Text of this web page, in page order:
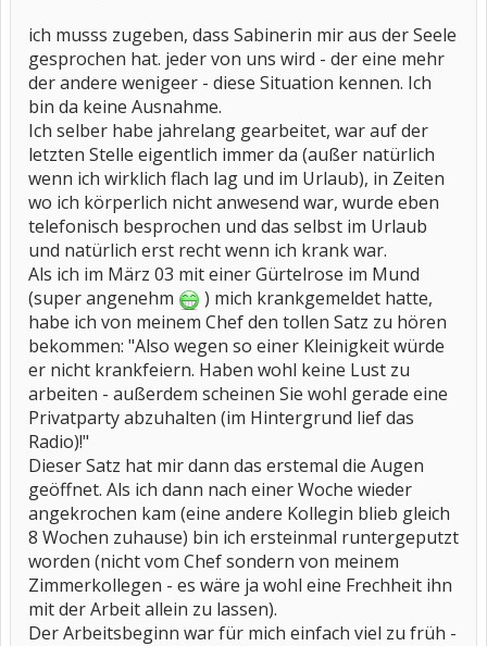
ich musss zugeben, dass Sabinerin mir aus der Seele
gesprochen hat. jeder von uns wird - der eine mehr
der andere wenigeer - diese Situation kennen. Ich
bin da keine Ausnahme.
Ich selber habe jahrelang gearbeitet, war auf der
letzten Stelle eigentlich immer da (außer natürlich
wenn ich wirklich flach lag und im Urlaub), in Zeiten
wo ich körperlich nicht anwesend war, wurde eben
telefonisch besprochen und das selbst im Urlaub
und natürlich erst recht wenn ich krank war.
Als ich im März 03 mit einer Gürtelrose im Mund
(super angenehm
) mich krankgemeldet hatte,
habe ich von meinem Chef den tollen Satz zu hören
bekommen: "Also wegen so einer Kleinigkeit würde
er nicht krankfeiern. Haben wohl keine Lust zu
arbeiten - außerdem scheinen Sie wohl gerade eine
Privatparty abzuhalten (im Hintergrund lief das
Radio)!"
Dieser Satz hat mir dann das erstemal die Augen
geöffnet. Als ich dann nach einer Woche wieder
angekrochen kam (eine andere Kollegin blieb gleich
8 Wochen zuhause) bin ich ersteinmal runtergeputzt
worden (nicht vom Chef sondern von meinem
Zimmerkollegen - es wäre ja wohl eine Frechheit ihn
mit der Arbeit allein zu lassen).
Der Arbeitsbeginn war für mich einfach viel zu früh -